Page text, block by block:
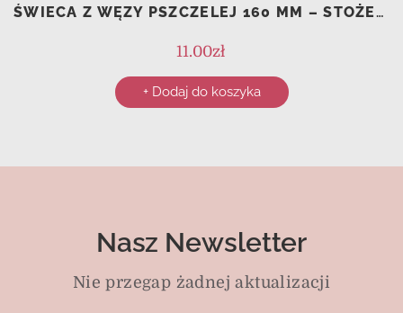
ŚWIECA Z WĘZY PSZCZELEJ 160 MM – STOŻEK 2
11.00zł
+ Dodaj do koszyka
Nasz Newsletter
Nie przegap żadnej aktualizacji